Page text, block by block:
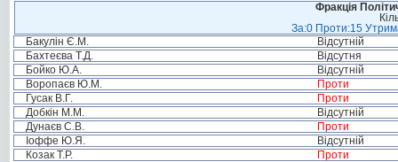
Фракція
За:0 Проти:15
Бакулін Є.М.
Відсутній
Бахтеєва Т.Д.
Відсутня
Бойко Ю.А.
Відсутній
Воропаєв Ю.М.
Проти
Гусак В.Г.
Проти
Добкін М.М.
Відсутній
Дунаєв С.В.
Проти
Іоффе Ю.Я.
Відсутній
Козак Т.Р.
Проти